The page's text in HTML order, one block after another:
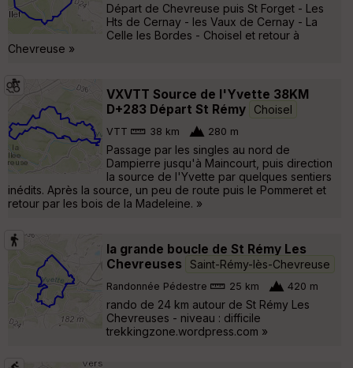
Départ de Chevreuse puis St Forget - Les
Hts de Cernay - les Vaux de Cernay - La
Celle les Bordes - Choisel et retour à
Chevreuse »
VXVTT Source de l'Yvette 38KM
D+283 Départ St Rémy
Choisel
VTT 38 km 280 m
Passage par les singles au nord de
Dampierre jusqu'à Maincourt, puis direction
la source de l'Yvette par quelques sentiers
inédits. Après la source, un peu de route puis le Pommeret et
retour par les bois de la Madeleine. »
la grande boucle de St Rémy Les
Chevreuses
Saint-Rémy-lès-Chevreuse
Randonnée Pédestre 25 km 420 m
rando de 24 km autour de St Rémy Les
Chevreuses - niveau : difficile
trekkingzone.wordpress.com »